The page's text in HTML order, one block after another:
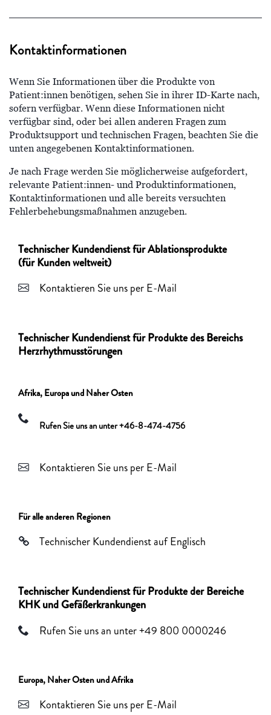
Kontaktinformationen
Wenn Sie Informationen über die Produkte von
Patient:innen benötigen, sehen Sie in ihrer ID-Karte nach,
sofern verfügbar. Wenn diese Informationen nicht
verfügbar sind, oder bei allen anderen Fragen zum
Produktsupport und technischen Fragen, beachten Sie die
unten angegebenen Kontaktinformationen.
Je nach Frage werden Sie möglicherweise aufgefordert,
relevante Patient:innen- und Produktinformationen,
Kontaktinformationen und alle bereits versuchten
Fehlerbehebungsmaßnahmen anzugeben.
Technischer Kundendienst für Ablationsprodukte
(für Kunden weltweit)
Kontaktieren Sie uns per E-Mail
Technischer Kundendienst für Produkte des Bereichs
Herzrhythmusstörungen
Afrika, Europa und Naher Osten
Rufen Sie uns an unter +46-8-474-4756
Kontaktieren Sie uns per E-Mail
Für alle anderen Regionen
Technischer Kundendienst auf Englisch
Technischer Kundendienst für Produkte der Bereiche
KHK und Gefäßerkrankungen
Rufen Sie uns an unter +49 800 0000246
Europa, Naher Osten und Afrika
Kontaktieren Sie uns per E-Mail